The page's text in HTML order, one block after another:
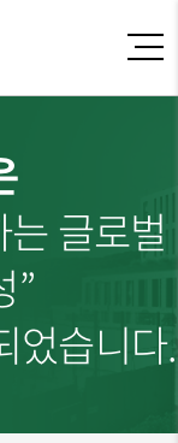
글로벌
”
었습니다.